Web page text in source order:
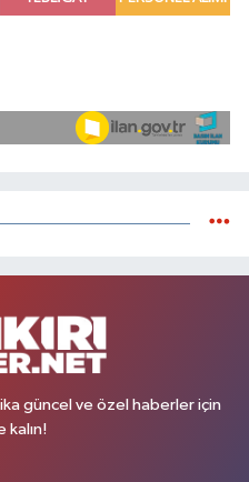
güncel ve özel haberler için
kalın!